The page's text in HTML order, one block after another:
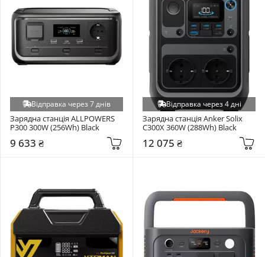
Відправка через 7 днів
Зарядна станція ALLPOWERS
P300 300W (256Wh) Black
9 633 ₴
Відправка через 4 дні
Зарядна станція Anker Solix
C300X 360W (288Wh) Black
12 075 ₴